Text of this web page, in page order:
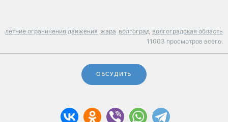
летние ограничения движения жара волгоград волгоградская область
11003 просмотров всего.
ОБСУДИТЬ